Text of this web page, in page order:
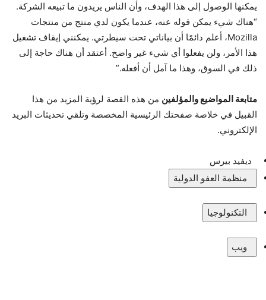
يمكنها الوصول إلى هذا الهدف، وأن الناس يريدون ما تبيعه الشركة.
“هناك شيء يمكن قوله عنه، عندما يكون لدي منتج من منتجات
Mozilla، أعلم دائمًا أن بياناتي تحت سيطرتي. يمكنني إيقاف تشغيل
هذا الأمر، ولن يفعلوا أي شيء غير واضح. أعتقد أن هناك حاجة إلى
ذلك في السوق، وهذا ما آمل أن أفعله.”
متابعة المواضيع والمؤلفين من هذه القصة لرؤية المزيد من هذا
القبيل في خلاصة صفحتك الرئيسية المخصصة وتلقي تحديثات البريد
الإلكتروني.
ديفيد بيرس
منظمة العفو الدولية
التكنولوجيا
ويب